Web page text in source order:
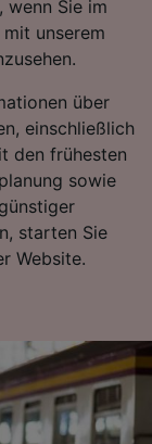
wenn Sie im
unserem
über
einschließlich
den frühesten
sowie
starten Sie
Website.
und
Ihre
Ihr
Daten, um
auf